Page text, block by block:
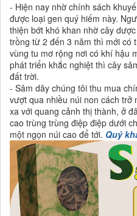
- Hiện nay nhờ chính sách
được loại gen quý hiếm này.
thiện bớt khó khan nhờ cây
trồng từ 2 đến 3 năm thì mới có
vùng tu mơ rộng nơi có khí hậu
phát triển khắc nghiệt thì cây
đất trời.
- Sâm dây chúng tôi thu mua
vượt qua nhiều núi non cách trở
xa với quang cảnh thị thành, ở
cao trùng trùng điệp điệp dưới
một ngọn núi cao để tới. Quý